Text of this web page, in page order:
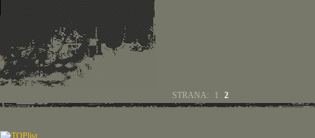
STRANA: 1 2